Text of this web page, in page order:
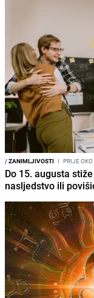
/ZANIMLJIVOSTI I PRIJE
Do 15. augusta
nasljedstvo ili